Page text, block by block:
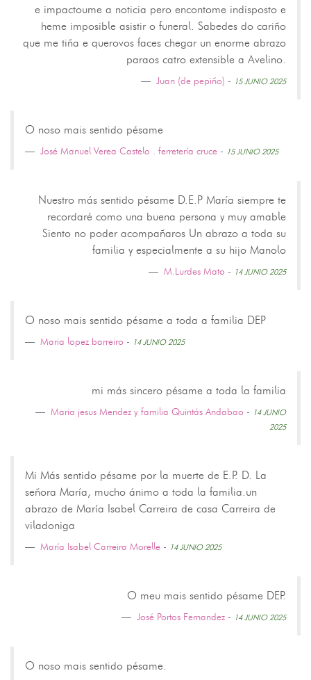
e impactoume a noticia pero encontome indisposto e
heme imposible asistir o funeral. Sabedes do cariño
que me tiña e querovos faces chegar un enorme abrazo
paraos catro extensible a Avelino.
Juan (de pepiño) - 15 JUNIO 2025
O noso mais sentido pésame
José Manuel Verea Castelo . ferretería cruce - 15 JUNIO 2025
Nuestro más sentido pésame D.E.P María siempre te
recordaré como una buena persona y muy amable
Siento no poder acompañaros Un abrazo a toda su
familia y especialmente a su hijo Manolo
M.Lurdes Mato - 14 JUNIO 2025
O noso mais sentido pésame a toda a familia DEP
Maria lopez barreiro - 14 JUNIO 2025
mi más sincero pésame a toda la familia
Maria jesus Mendez y familia Quintás Andabao - 14 JUNIO
2025
Mi Más sentido pésame por la muerte de E.P. D. La
señora María, mucho ánimo a toda la familia.un
abrazo de María Isabel Carreira de casa Carreira de
viladoniga
María Isabel Carreira Morelle - 14 JUNIO 2025
O meu mais sentido pésame DEP.
José Portos Fernandez - 14 JUNIO 2025
O noso mais sentido pésame.